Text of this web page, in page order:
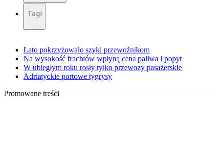
Tagi
Lato pokrzyżowało szyki przewoźnikom
Na wysokość frachtów wpłyną cena paliwa i popyt
W ubiegłym roku rosły tylko przewozy pasażerskie
Adriatyckie portowe tygrysy
Promowane treści